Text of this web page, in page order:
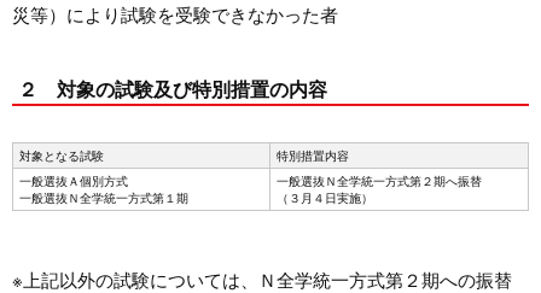
災等）により試験を受験できなかった者
２ 対象の試験及び特別措置の内容
対象となる試験
特別措置内容
一般選抜Ａ個別方式
一般選抜Ｎ全学統一方式第１期
一般選抜Ｎ全学統一方式第２期へ振替
（３月４日実施）
※上記以外の試験については、Ｎ全学統一方式第２期への振替